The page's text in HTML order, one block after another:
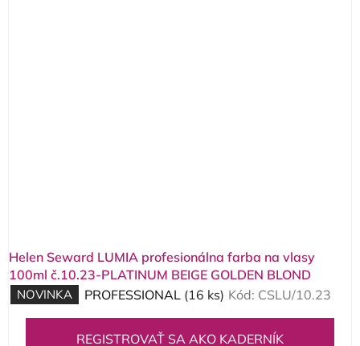
Helen Seward LUMIA profesionálna farba na vlasy
100ml č.10.23-PLATINUM BEIGE GOLDEN BLOND
NOVINKA PROFESSIONAL (16 ks) Kód: CSLU/10.23
REGISTROVAŤ SA AKO KADERNÍK